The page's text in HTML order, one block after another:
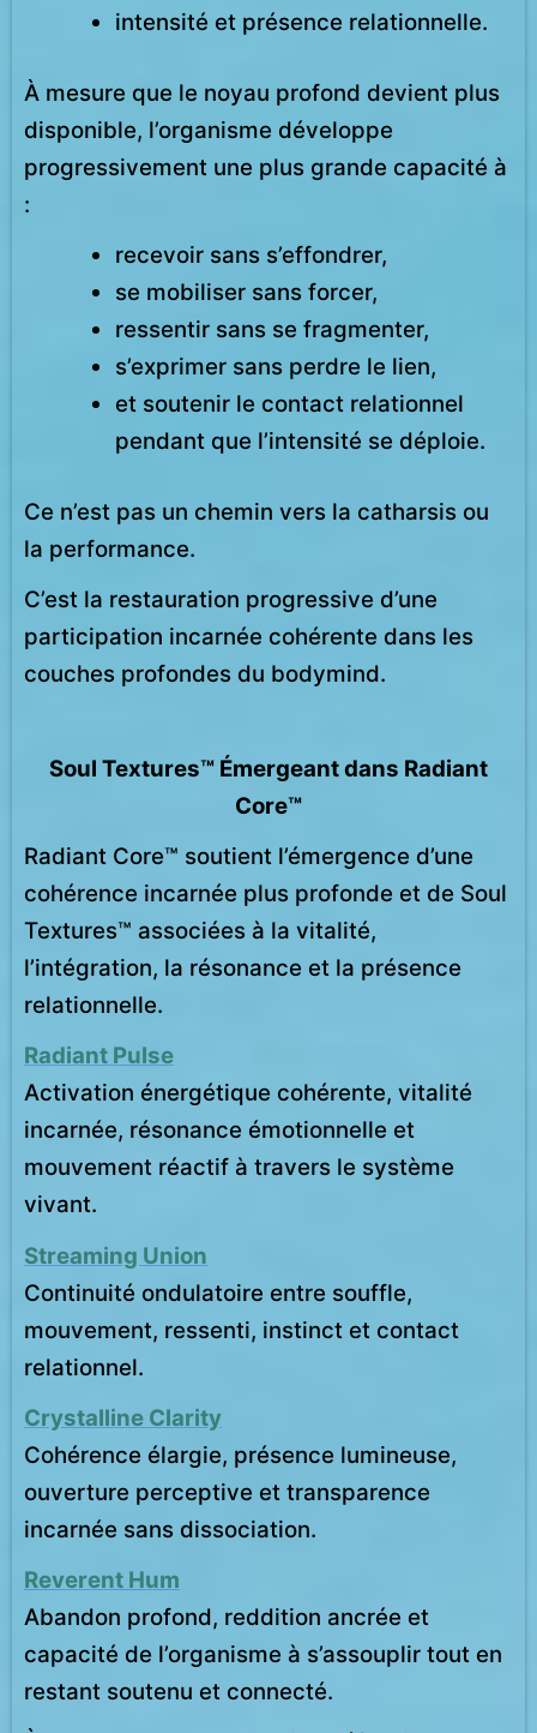
intensité et présence relationnelle.
À mesure que le noyau profond devient plus
disponible, l’organisme développe
progressivement une plus grande capacité à
:
recevoir sans s’effondrer,
se mobiliser sans forcer,
ressentir sans se fragmenter,
s’exprimer sans perdre le lien,
et soutenir le contact relationnel
pendant que l’intensité se déploie.
Ce n’est pas un chemin vers la catharsis ou
la performance.
C’est la restauration progressive d’une
participation incarnée cohérente dans les
couches profondes du bodymind.
Soul Textures™ Émergeant dans Radiant
Core™
Radiant Core™ soutient l’émergence d’une
cohérence incarnée plus profonde et de Soul
Textures™ associées à la vitalité,
l’intégration, la résonance et la présence
relationnelle.
Radiant Pulse
Activation énergétique cohérente, vitalité
incarnée, résonance émotionnelle et
mouvement réactif à travers le système
vivant.
Streaming Union
Continuité ondulatoire entre souffle,
mouvement, ressenti, instinct et contact
relationnel.
Crystalline Clarity
Cohérence élargie, présence lumineuse,
ouverture perceptive et transparence
incarnée sans dissociation.
Reverent Hum
Abandon profond, reddition ancrée et
capacité de l’organisme à s’assouplir tout en
restant soutenu et connecté.